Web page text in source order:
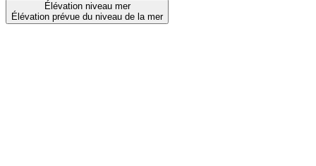
Élévation niveau mer
Élévation prévue du niveau de la mer